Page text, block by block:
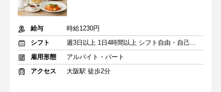
給与
時給1230円
シフト
週3日以上 1日4時間以上 シフト自由・自己申告
雇用形態
アルバイト・パート
アクセス
大阪駅 徒歩2分